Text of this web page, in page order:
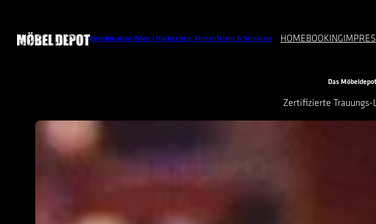
Eventlocation Wien | Hochzeiten, Firmenfeiern & Seminare HOMEBOOKING
Das
Zertifizierte Trauungs-